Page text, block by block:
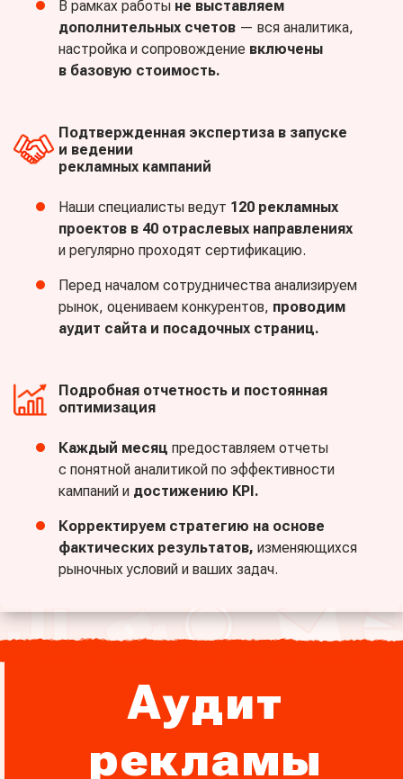
В рамках работы не выставляем
дополнительных счетов — вся аналитика,
настройка и сопровождение включены
в базовую стоимость.
Подтвержденная экспертиза в запуске
и ведении
рекламных кампаний
Наши специалисты ведут 120 рекламных
проектов в 40 отраслевых направлениях
и регулярно проходят сертификацию.
Перед началом сотрудничества анализируем
рынок, оцениваем конкурентов, проводим
аудит сайта и посадочных страниц.
Подробная отчетность и постоянная
оптимизация
Каждый месяц предоставляем отчеты
с понятной аналитикой по эффективности
кампаний и достижению KPI.
Корректируем стратегию на основе
фактических результатов, изменяющихся
рыночных условий и ваших задач.
Аудит
рекламы